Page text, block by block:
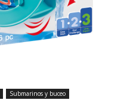
Submarinos y buceo